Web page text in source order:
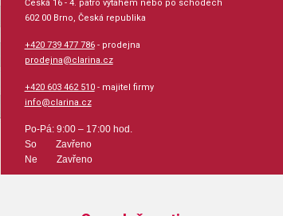
Česká 16 - 4. patro výtahem nebo po schodech
602 00 Brno, Česká republika
+420 739 477 786- prodejna
prodejna@clarina.cz
+420 603 462 510- majitel firmy
info@clarina.cz
Po-Pá: 9:00 – 17:00 hod.
So Zavřeno
Ne Zavřeno